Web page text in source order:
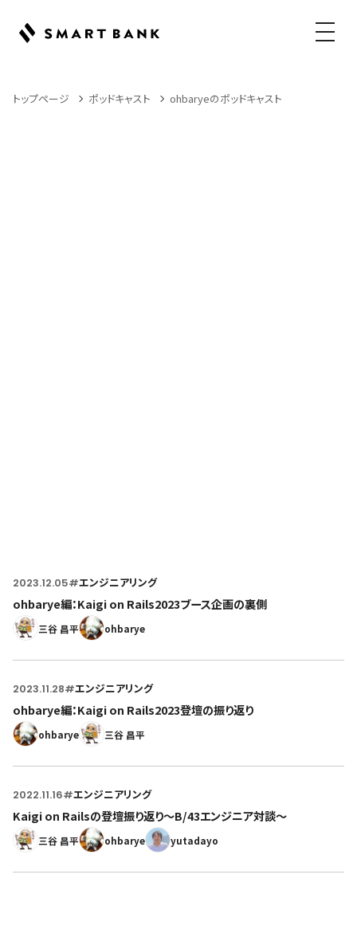
メニュ
トップページ ポッドキャスト ohbaryeのポッドキャスト
2023.12.05#エンジニアリング
ohbarye編：Kaigi on Rails2023ブース企画の裏側
三谷 昌平 ohbarye
2023.11.28#エンジニアリング
ohbarye編：Kaigi on Rails2023登壇の振り返り
ohbarye 三谷 昌平
2022.11.16#エンジニアリング
Kaigi on Railsの登壇振り返り〜B/43エンジニア対談〜
三谷 昌平 ohbarye yutadayo